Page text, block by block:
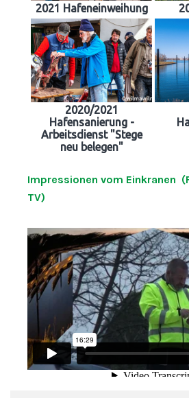
2021 Hafeneinweihung
2020/2021
Hafensanierung -
Arbeitsdienst "Stege
neu belegen"
Impressionen vom Einkranen
TV)